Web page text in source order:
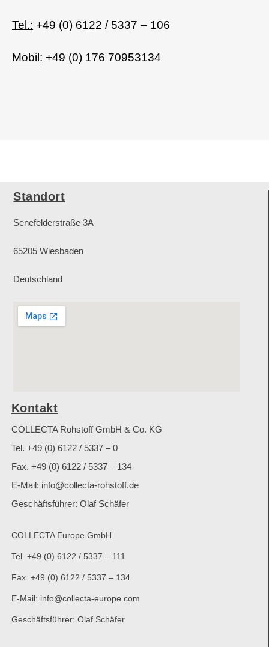
Tel.: +49 (0) 6122 / 5337 – 106
Mobil: +49 (0) 176 70953134
Standort
Senefelderstraße 3A
65205 Wiesbaden
Deutschland
Kontakt
COLLECTA Rohstoff GmbH & Co. KG
Tel. +49 (0) 6122 / 5337 – 0
Fax. +49 (0) 6122 / 5337 – 134
E-Mail: info@collecta-rohstoff.de
Geschäftsführer: Olaf Schäfer
COLLECTA Europe GmbH
Tel. +49 (0) 6122 / 5337 – 111
Fax. +49 (0) 6122 / 5337 – 134
E-Mail: info@collecta-europe.com
Geschäftsführer: Olaf Schäfer